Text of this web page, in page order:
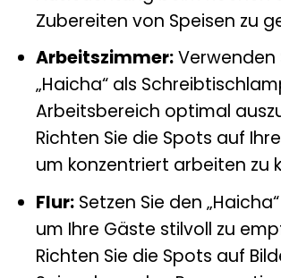
Zubereiten von Speisen zu
Arbeitszimmer:Verwenden
„Haicha“ als
Arbeitsbereich optimal
Richten Sie die Spots auf
um konzentriert arbeiten zu
Flur:Setzen Sie den
um Ihre Gäste stilvoll zu
Richten Sie die Spots auf